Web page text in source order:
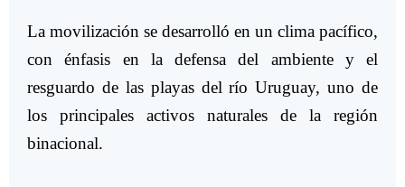
La movilización se desarrolló en un clima pacífico,
con énfasis en la defensa del ambiente y el
resguardo de las playas del río Uruguay, uno de
los principales activos naturales de la región
binacional.